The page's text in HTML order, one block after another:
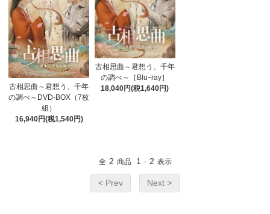
古相思曲～君想う、千年
の調べ～DVD-BOX（7枚
組）
16,940円(税1,540円)
古相思曲～君想う、千年
の調べ～［Bluｰray］
18,040円(税1,640円)
全 2 商品 1 - 2 表示
< Prev Next >